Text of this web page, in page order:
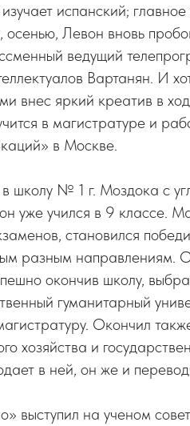
испанский;
Левон вновь
ведущий
Вартанян. И
внес яркий креатив в
в магистратуре и
в Москве.
в школу № 1 г. Моздока с
уже учился в 9 классе.
становился
разным направлениям.
окончив школу,
гуманитарный
Окончил
хозяйства и
в ней, он же и
выступил на ученом